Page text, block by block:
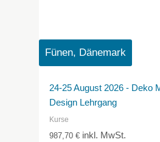
Fünen, Dänemark
24-25 August 2026 - Deko
Design Lehrgang
Kurse
987,70€ inkl. MwSt.